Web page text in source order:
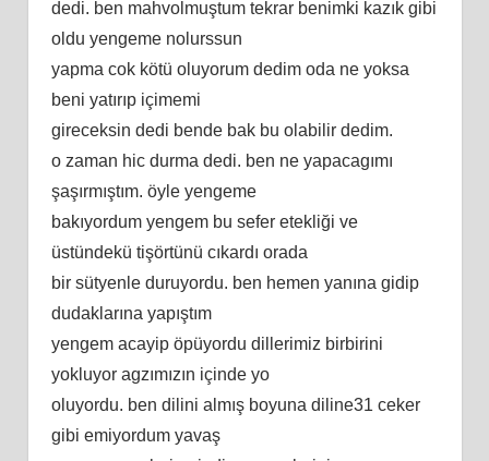
dedi. ben mahvolmuştum tekrar benimki kazık gibi
oldu yengeme nolurssun
yapma cok kötü oluyorum dedim oda ne yoksa
beni yatırıp içimemi
gireceksin dedi bende bak bu olabilir dedim.
o zaman hic durma dedi. ben ne yapacagımı
şaşırmıştım. öyle yengeme
bakıyordum yengem bu sefer etekliği ve
üstündekü tişörtünü cıkardı orada
bir sütyenle duruyordu. ben hemen yanına gidip
dudaklarına yapıştım
yengem acayip öpüyordu dillerimiz birbirini
yokluyor agzımızın içinde yo
oluyordu. ben dilini almış boyuna diline31 ceker
gibi emiyordum yavaş